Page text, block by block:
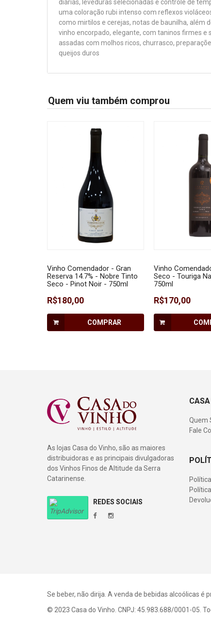
diárias, leveduras selecionadas e controle de
uma coloração rubi intenso com reflexos
como mirtilos e cerejas, notas de baunilha, além
vinho encorpado, elegante, com taninos firmes
assadas com molhos ricos, churrasco,
queijos duros
Quem viu também comprou
Vinho Comendador - Gran
Reserva 14.7% - Nobre Tinto
Seco - Pinot Noir - 750ml
R$180,00
COMPRAR
Vinho
Seco - Touriga
750ml
R$170,00
As lojas Casa do Vinho, são as maiores
distribuidoras e as principais divulgadoras
dos Vinhos Finos de Altitude da Serra
Catarinense.
REDES SOCIAIS
Quem
Fale
Se beber, não dirija. A venda de bebidas alcoólicas é
© 2023 Casa do Vinho. CNPJ: 45.983.688/0001-05.